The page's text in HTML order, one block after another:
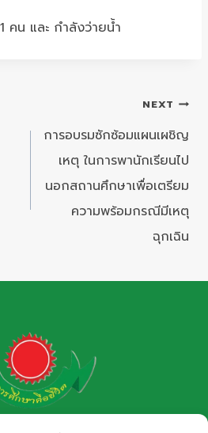
NEXT
การอบรมซักซ้อมแผนเผชิญ
เหตุ ในการพานักเรียนไป
นอกสถานศึกษาเพื่อเตรียม
ความพร้อมกรณีมีเหตุ
ฉุกเฉิน